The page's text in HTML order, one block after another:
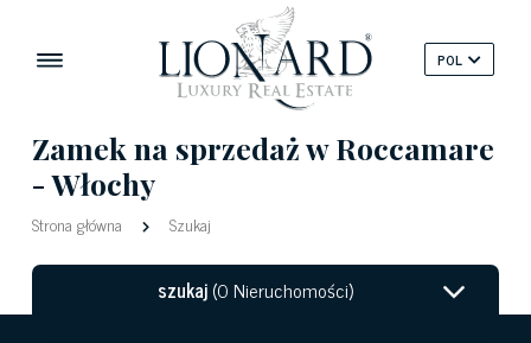
POL
Zamek na sprzedaż w Roccamare
- Włochy
Strona główna Szukaj
szukaj(0 Nieruchomości)